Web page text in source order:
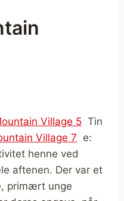
Tin
e:
henne ved
aftenen. Der var et
primært unge